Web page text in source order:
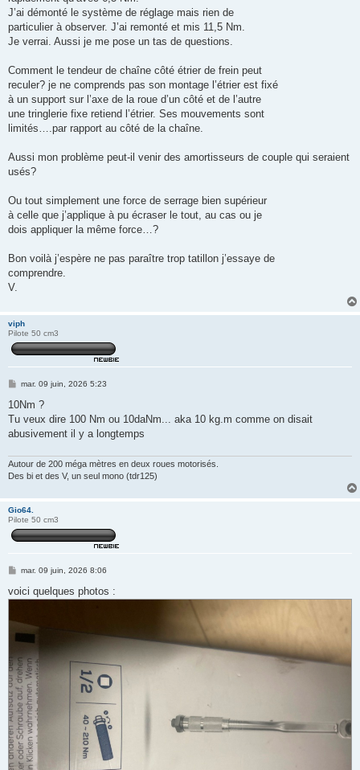
J’ai démonté le système de réglage mais rien de
particulier à observer. J’ai remonté et mis 11,5 Nm.
Je verrai. Aussi je me pose un tas de questions.
Comment le tendeur de chaîne côté étrier de frein peut
reculer? je ne comprends pas son montage l’étrier est fixé
à un support sur l’axe de la roue d’un côté et de l’autre
une tringlerie fixe retiend l’étrier. Ses mouvements sont
limités….par rapport au côté de la chaîne.
Aussi mon problème peut-il venir des amortisseurs de couple qui seraient
usés?
Ou tout simplement une force de serrage bien supérieur
à celle que j’applique à pu écraser le tout, au cas ou je
dois appliquer la même force…?
Bon voilà j’espère ne pas paraître trop tatillon j’essaye de
comprendre.
V.
viph
Pilote 50 cm3
M
s
a
g
mar. 09 juin, 2026 5:23
10Nm ?
Tu veux dire 100 Nm ou 10daNm... aka 10 kg.m comme on disait
abusivement il y a longtemps
Autour de 200 méga mètres en deux roues motorisés.
Des bi et des V, un seul mono (tdr125)
Gio64.
Pilote 50 cm3
M
s
s
mar. 09 juin, 2026 8:06
voici quelques photos :